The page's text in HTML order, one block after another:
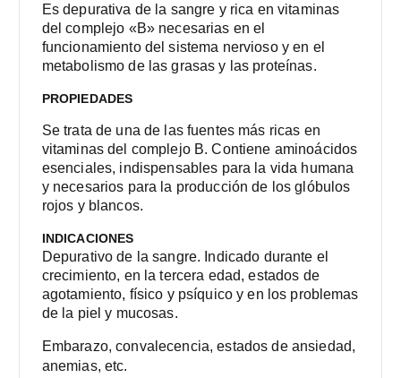
Es depurativa de la sangre y rica en vitaminas
del complejo «B» necesarias en el
funcionamiento del sistema nervioso y en el
metabolismo de las grasas y las proteínas.
PROPIEDADES
Se trata de una de las fuentes más ricas en
vitaminas del complejo B. Contiene aminoácidos
esenciales, indispensables para la vida humana
y necesarios para la producción de los glóbulos
rojos y blancos.
INDICACIONES
Depurativo de la sangre. Indicado durante el
crecimiento, en la tercera edad, estados de
agotamiento, físico y psíquico y en los problemas
de la piel y mucosas.
Embarazo, convalecencia, estados de ansiedad,
anemias, etc.